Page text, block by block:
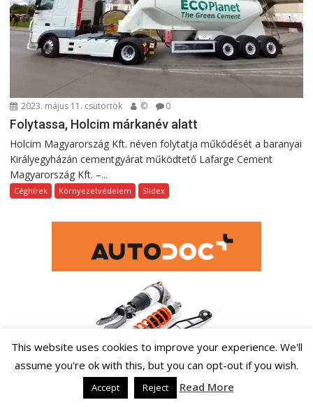
2023. május 11. csütörtök © 0
Folytassa, Holcim márkanév alatt
Holcim Magyarország Kft. néven folytatja működését a baranyai
Királyegyházán cementgyárat működtető Lafarge Cement
Magyarország Kft. –...
Céghírek Környezetvédelem Slidex
This website uses cookies to improve your experience. We'll
assume you're ok with this, but you can opt-out if you wish.
Accept Reject Read More